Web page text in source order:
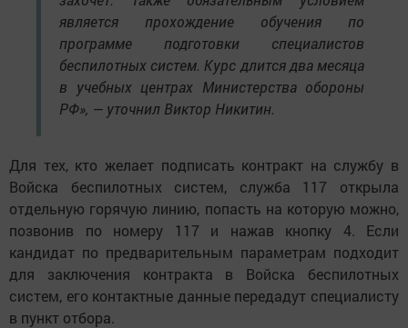
является прохождение обучения по
программе подготовки специалистов
беспилотных систем. Курс длится два месяца
в учебных центрах Министерства обороны
РФ», — уточнил Виктор Никитин.
Для тех, кто желает подписать контракт на службу в
Войска беспилотных систем, служба 117 открыла
отдельную горячую линию, попасть на которую можно,
позвонив по номеру 117 и нажав кнопку 4. Если
кандидат по предварительным параметрам подходит
для заключения контракта в Войска беспилотных
систем, его контактные данные передадут специалисту
в пункт отбора.